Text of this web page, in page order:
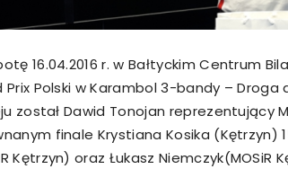
16.04.2016 r. w Bałtyckim Centrum
Prix Polski w Karambol 3-bandy – Droga
został Dawid Tonojan reprezentujący
finale Krystiana Kosika (Kętrzyn)
Kętrzyn) oraz Łukasz